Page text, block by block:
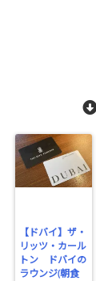
【ドバイ】ザ・
リッツ・カール
トン ドバイの
ラウンジ(朝食